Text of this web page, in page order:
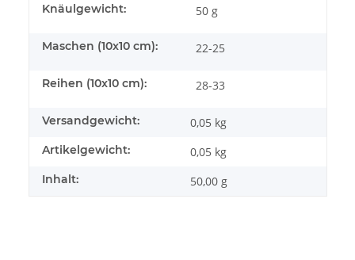
Knäulgewicht: 50 g
Maschen (10x10 cm): 22-25
Reihen (10x10 cm): 28-33
Versandgewicht: 0,05 kg
Artikelgewicht: 0,05 kg
Inhalt: 50,00 g